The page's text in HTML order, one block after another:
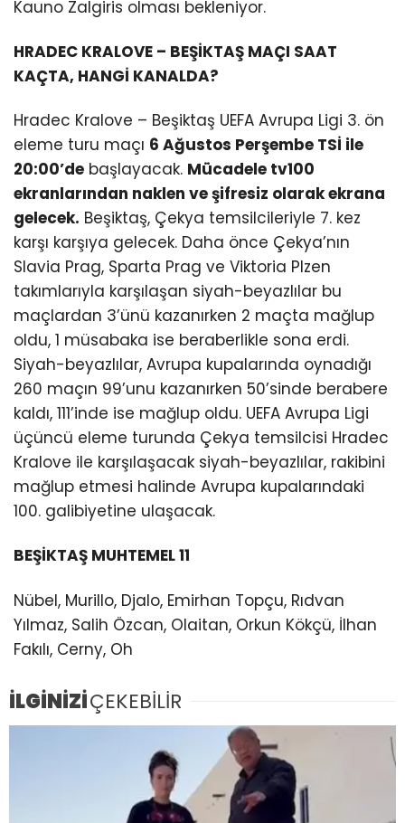
Kauno Zalgiris olması bekleniyor.
HRADEC KRALOVE – BEŞİKTAŞ MAÇI SAAT
KAÇTA, HANGİ KANALDA?
Hradec Kralove – Beşiktaş UEFA Avrupa Ligi 3. ön
eleme turu maçı 6 Ağustos Perşembe TSİ ile
20:00’de başlayacak. Mücadele tv100
ekranlarından naklen ve şifresiz olarak ekrana
gelecek. Beşiktaş, Çekya temsilcileriyle 7. kez
karşı karşıya gelecek. Daha önce Çekya’nın
Slavia Prag, Sparta Prag ve Viktoria Plzen
takımlarıyla karşılaşan siyah-beyazlılar bu
maçlardan 3’ünü kazanırken 2 maçta mağlup
oldu, 1 müsabaka ise beraberlikle sona erdi.
Siyah-beyazlılar, Avrupa kupalarında oynadığı
260 maçın 99’unu kazanırken 50’sinde berabere
kaldı, 111’inde ise mağlup oldu. UEFA Avrupa Ligi
üçüncü eleme turunda Çekya temsilcisi Hradec
Kralove ile karşılaşacak siyah-beyazlılar, rakibini
mağlup etmesi halinde Avrupa kupalarındaki
100. galibiyetine ulaşacak.
BEŞİKTAŞ MUHTEMEL 11
Nübel, Murillo, Djalo, Emirhan Topçu, Rıdvan
Yılmaz, Salih Özcan, Olaitan, Orkun Kökçü, İlhan
Fakılı, Cerny, Oh
İLGİNİZİÇEKEBİLİR